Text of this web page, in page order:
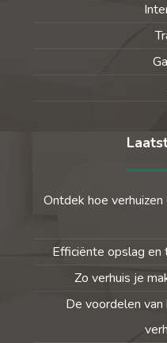
Ontdek hoe
Efficiënte opslag
Zo verhuis je
De voordelen van